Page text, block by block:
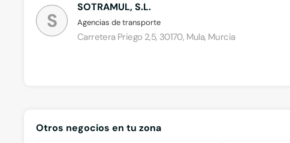
S
SOTRAMUL, S.L.
Agencias de transporte
Carretera Priego 2,5, 30170, Mula, Murcia
Otros negocios en tu zona